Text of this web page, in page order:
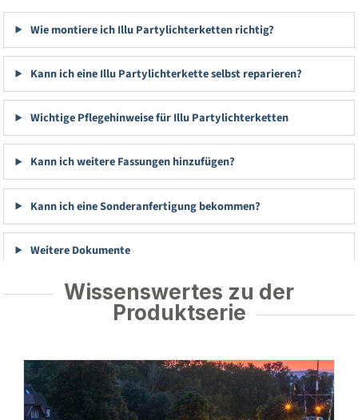
Wie montiere ich Illu Partylichterketten richtig?
Kann ich eine Illu Partylichterkette selbst reparieren?
Wichtige Pflegehinweise für Illu Partylichterketten
Kann ich weitere Fassungen hinzufügen?
Kann ich eine Sonderanfertigung bekommen?
Weitere Dokumente
Wissenswertes zu der
Produktserie